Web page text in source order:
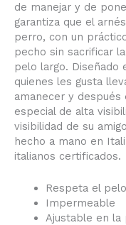
de manejar y de
garantiza que el
perro, con un
pecho sin sacrificar
pelo largo. Diseñado
quienes les gusta
amanecer y
especial de alta
visibilidad de su
hecho a mano en
italianos certificados.
Respeta el
Impermeable
Ajustable en la